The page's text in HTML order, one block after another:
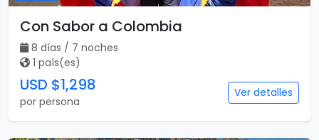
Con Sabor a Colombia
8 días / 7 noches
1 país(es)
USD $1,298
por persona
Ver detalles